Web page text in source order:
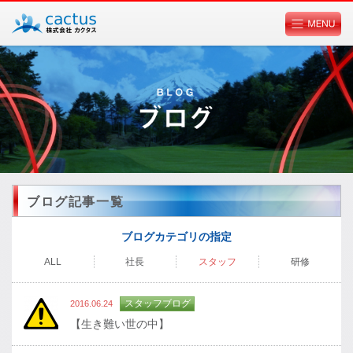
個人情報ポリシーに関して
ブログ記事一覧
ブログカテゴリの指定
ALL 社長 スタッフ 研修
2016.06.24 スタッフブログ
【生き難い世の中】